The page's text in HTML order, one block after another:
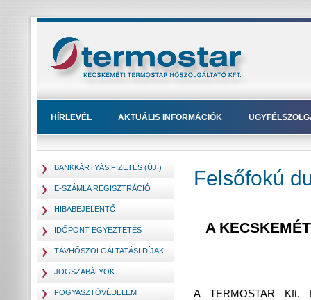
HÍRLEVÉL AKTUÁLIS INFORMÁCIÓK
BANKKÁRTYÁS FIZETÉS (ÚJ!)
E-SZÁMLA REGISZTRÁCIÓ
HIBABEJELENTŐ
IDŐPONT EGYEZTETÉS
TÁVHŐSZOLGÁLTATÁSI DÍJAK
JOGSZABÁLYOK
FOGYASZTÓVÉDELEM
Felsőfokú
A
A TERMOSTAR Kft.